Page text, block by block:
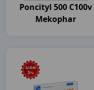
Poncityl 500 C100v
Mekophar